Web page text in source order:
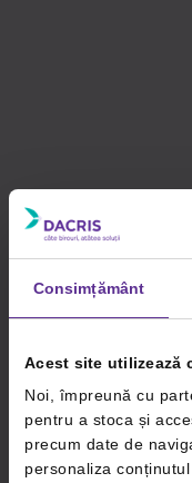
Consimțământ
Acest site utilizează
Noi, împreună cu
pentru a stoca și
precum date de
personaliza